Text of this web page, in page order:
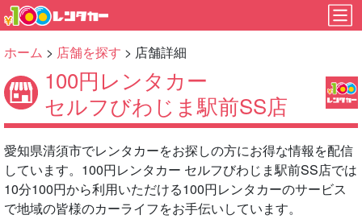
ホーム > 店舗を探す > 店舗詳細
100円レンタカー
セルフびわじま駅前SS店
愛知県清須市でレンタカーをお探しの方にお得な情報を配信
しています。100円レンタカー セルフびわじま駅前SS店では
10分100円から利用いただける100円レンタカーのサービス
で地域の皆様のカーライフをお手伝いしています。